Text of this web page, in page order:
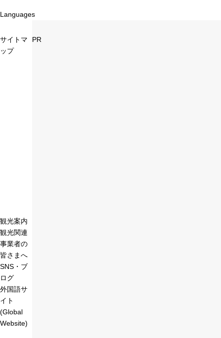
Languages
サイトマ
ップ
観光案内
観光関連
事業者の
皆さまへ
SNS・ブ
ログ
外国語サ
イト
(Global
Website)
PR